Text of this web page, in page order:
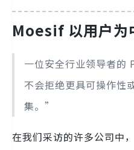
Moesif 以用户为
一位安全行业领导者的
不会拒绝更具可操作性
集。”
在我们采访的许多公司中